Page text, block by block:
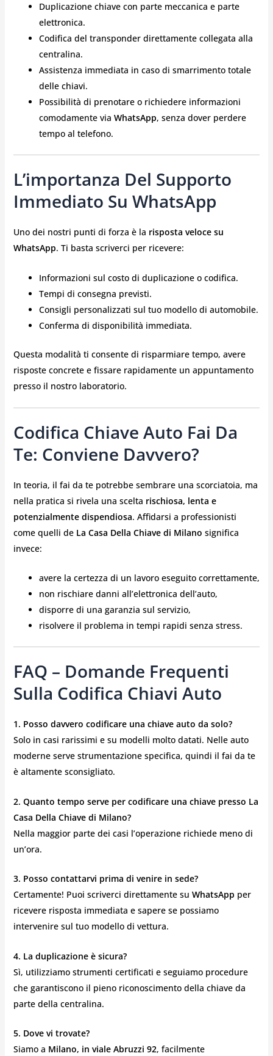
Duplicazione chiave con parte meccanica e parte
elettronica.
Codifica del transponder direttamente collegata alla
centralina.
Assistenza immediata in caso di smarrimento totale
delle chiavi.
Possibilità di prenotare o richiedere informazioni
comodamente via WhatsApp, senza dover perdere
tempo al telefono.
L’importanza Del Supporto
Immediato Su WhatsApp
Uno dei nostri punti di forza è la risposta veloce su
WhatsApp. Ti basta scriverci per ricevere:
Informazioni sul costo di duplicazione o codifica.
Tempi di consegna previsti.
Consigli personalizzati sul tuo modello di automobile.
Conferma di disponibilità immediata.
Questa modalità ti consente di risparmiare tempo, avere
risposte concrete e fissare rapidamente un appuntamento
presso il nostro laboratorio.
Codifica Chiave Auto Fai Da
Te: Conviene Davvero?
In teoria, il fai da te potrebbe sembrare una scorciatoia, ma
nella pratica si rivela una scelta rischiosa, lenta e
potenzialmente dispendiosa. Affidarsi a professionisti
come quelli de La Casa Della Chiave di Milano significa
invece:
avere la certezza di un lavoro eseguito correttamente,
non rischiare danni all’elettronica dell’auto,
disporre di una garanzia sul servizio,
risolvere il problema in tempi rapidi senza stress.
FAQ – Domande Frequenti
Sulla Codifica Chiavi Auto
1. Posso davvero codificare una chiave auto da solo?
Solo in casi rarissimi e su modelli molto datati. Nelle auto
moderne serve strumentazione specifica, quindi il fai da te
è altamente sconsigliato.
2. Quanto tempo serve per codificare una chiave presso La
Casa Della Chiave di Milano?
Nella maggior parte dei casi l’operazione richiede meno di
un’ora.
3. Posso contattarvi prima di venire in sede?
Certamente! Puoi scriverci direttamente su WhatsApp per
ricevere risposta immediata e sapere se possiamo
intervenire sul tuo modello di vettura.
4. La duplicazione è sicura?
Sì, utilizziamo strumenti certificati e seguiamo procedure
che garantiscono il pieno riconoscimento della chiave da
parte della centralina.
5. Dove vi trovate?
Siamo a Milano, in viale Abruzzi 92, facilmente